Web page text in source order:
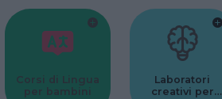
Corsi di Lingua
per bambini
Laboratori
creativi per